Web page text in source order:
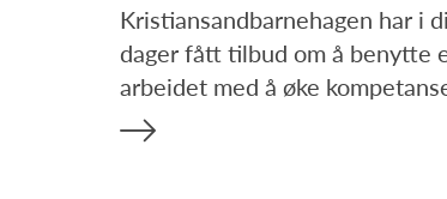
Kristiansandbarnehagen har i
dager fått tilbud om å benytte
arbeidet med å øke